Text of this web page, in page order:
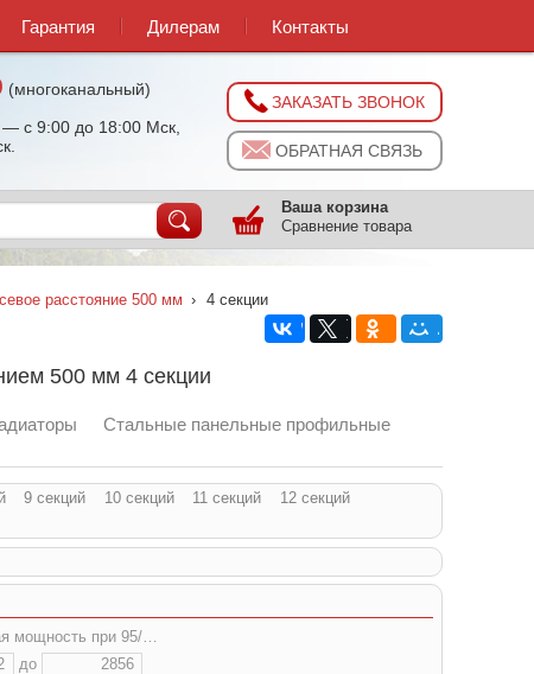
Гарантия Дилерам Контакты
(многоканальный)
с 9:00 до 18:00 Мск,
ЗАКАЗАТЬ ЗВОНОК
ОБРАТНАЯ СВЯЗЬ
Ваша корзина
Сравнение товара
расстояние 500 мм › 4 секции
500 мм 4 секции
Стальные панельные профильные
9 секций 10 секций 11 секций
12 секций
при 95/85/20 (ΔT=70°C), Вт:
до